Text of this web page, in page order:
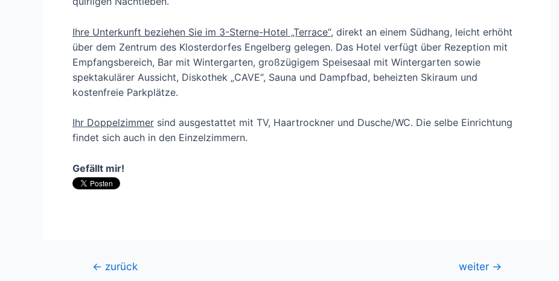
Ihre Unterkunft beziehen Sie im 3-Sterne-Hotel „Terrace“, direkt an einem Südhang, leicht erhöht
über dem Zentrum des Klosterdorfes Engelberg gelegen. Das Hotel verfügt über Rezeption mit
Empfangsbereich, Bar mit Wintergarten, großzügigem Speisesaal mit Wintergarten sowie
spektakulärer Aussicht, Diskothek „CAVE“, Sauna und Dampfbad, beheizten Skiraum und
kostenfreie Parkplätze.
Ihr Doppelzimmer sind ausgestattet mit TV, Haartrockner und Dusche/WC. Die selbe Einrichtung
findet sich auch in den Einzelzimmern.
Gefällt mir!
Beitragsnavigation
← zurück weiter →